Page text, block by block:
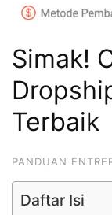
Simak!
Terbaik
PANDUAN
Daftar Isi